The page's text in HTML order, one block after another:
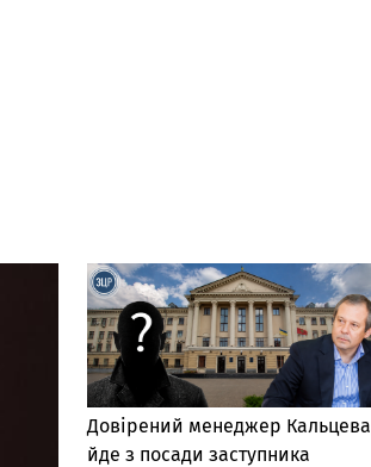
Довірений менеджер Кальцева
йде з посади заступника